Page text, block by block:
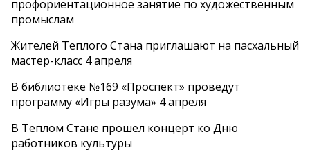
профориентационное занятие по художественным
промыслам
Жителей Теплого Стана приглашают на пасхальный
мастер-класс 4 апреля
В библиотеке №169 «Проспект» проведут
программу «Игры разума» 4 апреля
В Теплом Стане прошел концерт ко Дню
работников культуры